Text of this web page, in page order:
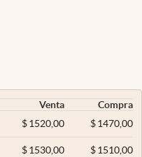
Venta
Compra
$ 1520,00 $1470,00
$ 1530,00 $1510,00